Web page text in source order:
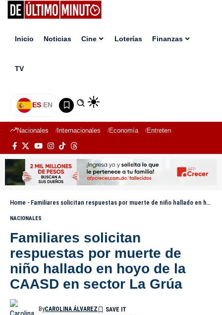
Inicio Noticias Cine Loterías Finanzas
TV
ES|EN
Nacionales Internacionales Economía Entretenimiento
Home - Familiares solicitan respuestas por muerte de niño hallado en hoyo de la CAASD en sector La Grúa
NACIONALES
Familiares solicitan
respuestas por muerte de
niño hallado en hoyo de la
CAASD en sector La Grúa
ByCAROLINA ÁLVAREZ